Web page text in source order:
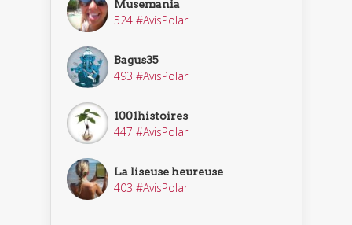
Musemania
524 #AvisPolar
Bagus35
493 #AvisPolar
1001histoires
447 #AvisPolar
La liseuse heureuse
403 #AvisPolar